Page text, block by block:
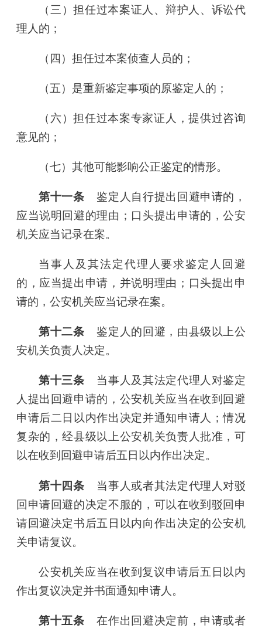
（三）担任过本案证人、辩护人、诉讼代
理人的；
（四）担任过本案侦查人员的；
（五）是重新鉴定事项的原鉴定人的；
（六）担任过本案专家证人，提供过咨询
意见的；
（七）其他可能影响公正鉴定的情形。
第十一条 鉴定人自行提出回避申请的，
应当说明回避的理由；口头提出申请的，公安
机关应当记录在案。
当事人及其法定代理人要求鉴定人回避
的，应当提出申请，并说明理由；口头提出申
请的，公安机关应当记录在案。
第十二条 鉴定人的回避，由县级以上公
安机关负责人决定。
第十三条 当事人及其法定代理人对鉴定
人提出回避申请的，公安机关应当在收到回避
申请后二日以内作出决定并通知申请人；情况
复杂的，经县级以上公安机关负责人批准，可
以在收到回避申请后五日以内作出决定。
第十四条 当事人或者其法定代理人对驳
回申请回避的决定不服的，可以在收到驳回申
请回避决定书后五日以内向作出决定的公安机
关申请复议。
公安机关应当在收到复议申请后五日以内
作出复议决定并书面通知申请人。
第十五条 在作出回避决定前，申请或者